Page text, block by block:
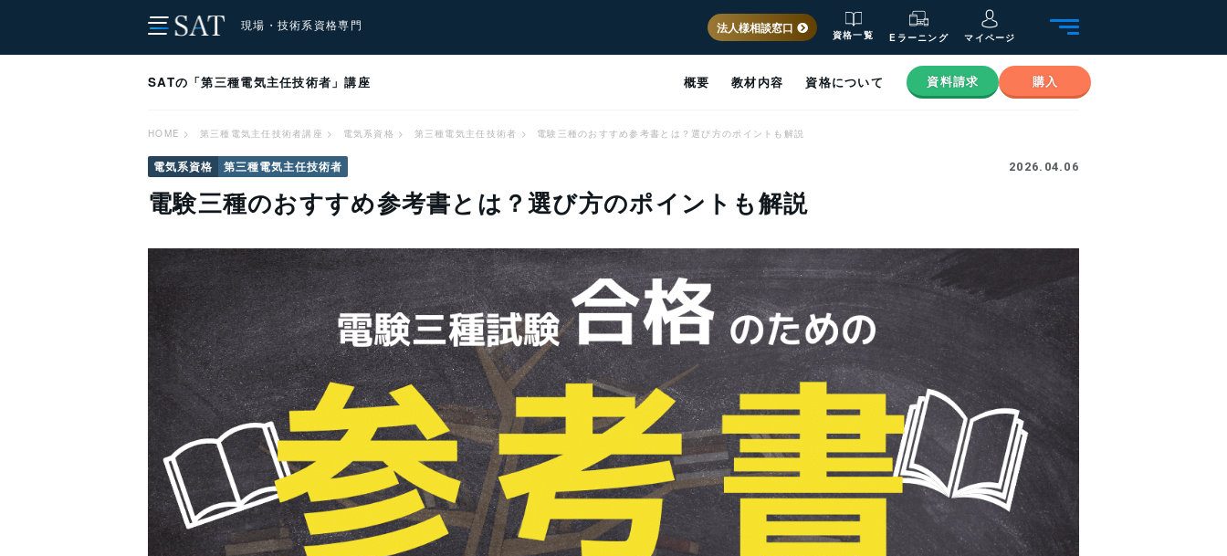
現場・技術系資格専門 法人様相談窓口 資格一覧 Eラーニング マイページ
SATの「第三種電気主任技術者」講座 概要 教材内容 資格について 資料請求 購入
HOME > 第三種電気主任技術者講座 > 電気系資格 > 第三種電気主任技術者 > 電験三種のおすすめ参考書とは？選び方のポイントも解説
電気系資格 第三種電気主任技術者 2026.04.06
電験三種のおすすめ参考書とは？選び方のポイントも解説